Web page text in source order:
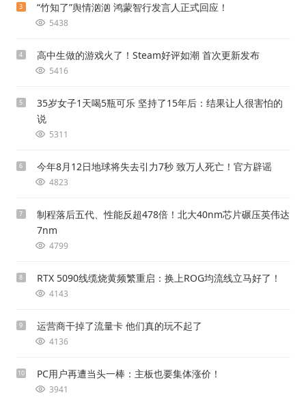
3 “竹知了”舆情汹汹 鸿蒙智行发言人正式回应！
5438
4 高中生做的游戏火了！Steam好评如潮 首次更新发布
5416
5
35岁女子1天喝5瓶可乐 坚持了15年后：结果让人很害怕的
说
5311
6 今年8月12日地球将失去引力7秒 致万人死亡！官方辟谣
4823
7
制程落后五代、性能反超478倍！北大40nm芯片碾压英伟达
7nm
4799
8 RTX 5090线缆烧黄频繁重启：换上ROG均流线立马好了！
4143
9 运营商干掉了流量卡 他们真的玩不起了
4136
10 PC用户再遭当头一棒：主板也要集体涨价！
3941